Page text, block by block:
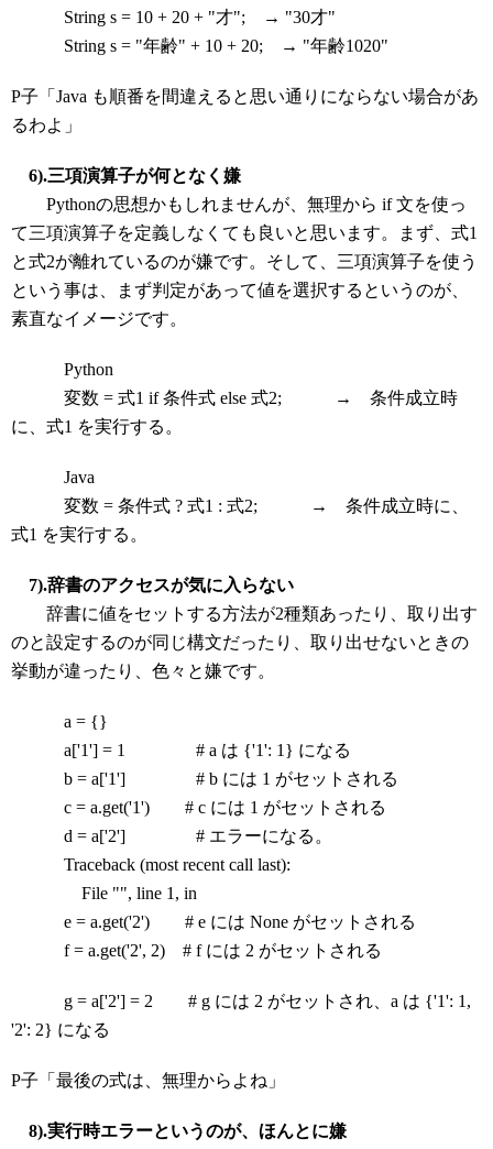
String s = 10 + 20 + "才"; → "30才"
String s = "年齢" + 10 + 20; → "年齢1020"
P子「Java も順番を間違えると思い通りにならない場合があ
るわよ」
6).三項演算子が何となく嫌
Pythonの思想かもしれませんが、無理から if 文を使っ
て三項演算子を定義しなくても良いと思います。まず、式1
と式2が離れているのが嫌です。そして、三項演算子を使う
という事は、まず判定があって値を選択するというのが、
素直なイメージです。
Python
変数 = 式1 if 条件式 else 式2; → 条件成立時
に、式1 を実行する。
Java
変数 = 条件式 ? 式1 : 式2; → 条件成立時に、
式1 を実行する。
7).辞書のアクセスが気に入らない
辞書に値をセットする方法が2種類あったり、取り出す
のと設定するのが同じ構文だったり、取り出せないときの
挙動が違ったり、色々と嫌です。
a = {}
a['1'] = 1 # a は {'1': 1} になる
b = a['1'] # b には 1 がセットされる
c = a.get('1') # c には 1 がセットされる
d = a['2'] # エラーになる。
Traceback (most recent call last):
File "", line 1, in
e = a.get('2') # e には None がセットされる
f = a.get('2', 2) # f には 2 がセットされる
g = a['2'] = 2 # g には 2 がセットされ、a は {'1': 1,
'2': 2} になる
P子「最後の式は、無理からよね」
8).実行時エラーというのが、ほんとに嫌